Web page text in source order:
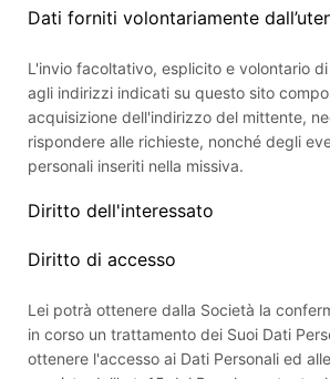
Dati forniti volontariamente
L'invio facoltativo, esplicito e volontario
agli indirizzi indicati su questo sito
acquisizione dell'indirizzo del mittente,
rispondere alle richieste, nonché degli
personali inseriti nella missiva.
Diritto dell'interessato
Diritto di accesso
Lei potrà ottenere dalla Società la
in corso un trattamento dei Suoi Dati
ottenere l'accesso ai Dati Personali ed